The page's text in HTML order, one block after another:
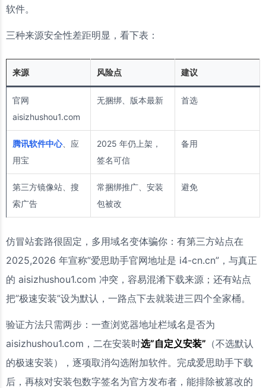
软件。
三种来源安全性差距明显，看下表：
来源 风险点 建议
官网
aisizhushou1.com
无捆绑、版本最新 首选
腾讯软件中心、应
用宝
2025 年仍上架，
签名可信
备用
第三方镜像站、搜
索广告
常捆绑推广、安装
包被改
避免
仿冒站套路很固定，多用域名变体骗你：有第三方站点在
2025,2026 年宣称”爱思助手官网地址是 i4-cn.cn”，与真正
的 aisizhushou1.com 冲突，容易混淆下载来源；还有站点
把”极速安装”设为默认，一路点下去就装进三四个全家桶。
验证方法只需两步：一查浏览器地址栏域名是否为
aisizhushou1.com，二在安装时选”自定义安装” （不选默认
的极速安装），逐项取消勾选附加软件。完成爱思助手下载
后，再核对安装包数字签名为官方发布者，能排除被篡改的